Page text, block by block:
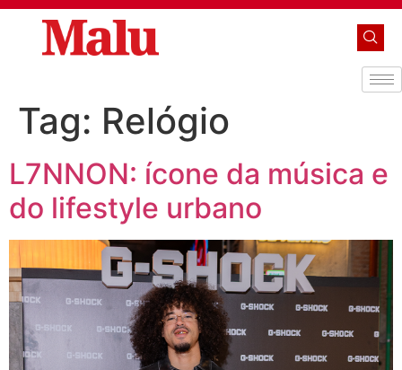
Tag: Relógio
L7NNON: ícone da música e
do lifestyle urbano